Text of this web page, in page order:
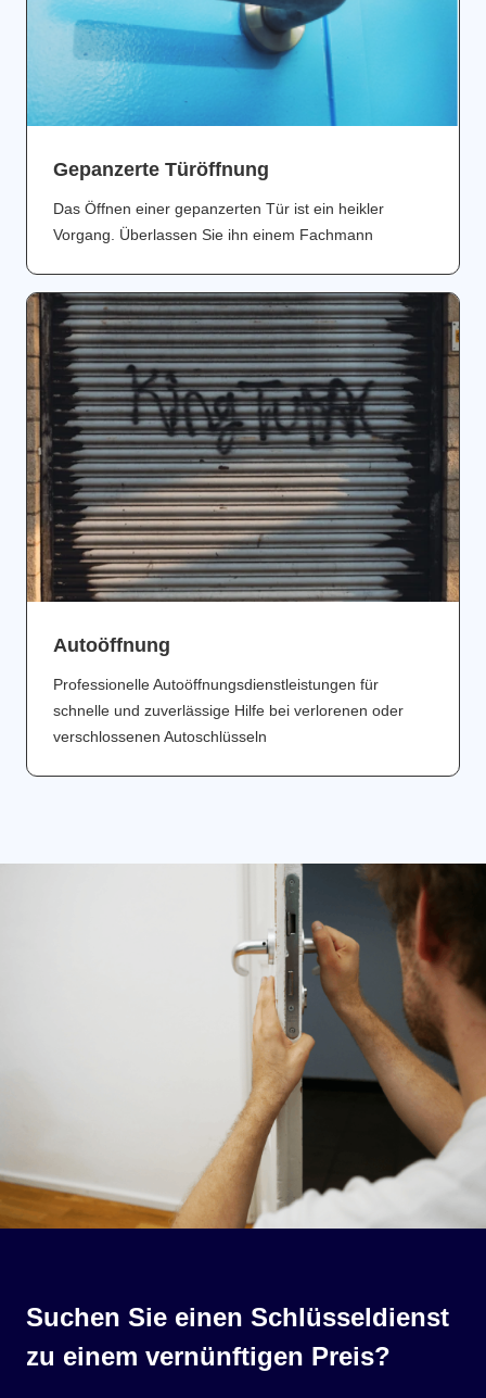
Gepanzerte Türöffnung
Das Öffnen einer gepanzerten Tür ist ein heikler
Vorgang. Überlassen Sie ihn einem Fachmann
Аutoöffnung
Professionelle Autoöffnungsdienstleistungen für
schnelle und zuverlässige Hilfe bei verlorenen oder
verschlossenen Autoschlüsseln
Suchen Sie einen Schlüsseldienst
zu einem vernünftigen Preis?